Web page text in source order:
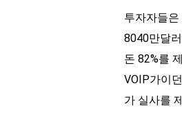
투자자들
8040만달
돈 82%를
VOIP가이
가 실사를